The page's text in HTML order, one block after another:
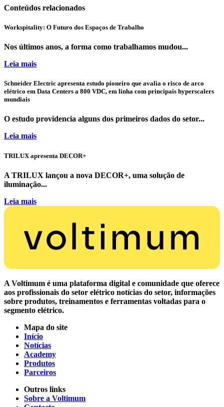
Conteúdos relacionados
Workspitality: O Futuro dos Espaços de Trabalho
Nos últimos anos, a forma como trabalhamos mudou...
Leia mais
Schneider Electric apresenta estudo pioneiro que avalia o risco de arco
elétrico em Data Centers a 800 VDC, em linha com principais hyperscalers
mundiais
O estudo providencia alguns dos primeiros dados do setor...
Leia mais
TRILUX apresenta DECOR+
A TRILUX lançou a nova DECOR+, uma solução de
iluminação...
Leia mais
A Voltimum é uma plataforma digital e comunidade que oferece
aos profissionais do setor elétrico notícias do setor, informações
sobre produtos, treinamentos e ferramentas voltadas para o
segmento elétrico.
Mapa do site
Início
Notícias
Academy
Produtos
Parceiros
Outros links
Sobre a Voltimum